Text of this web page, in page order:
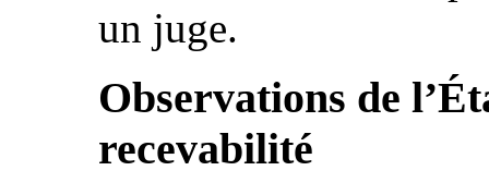
un juge.
Observations de
recevabilité